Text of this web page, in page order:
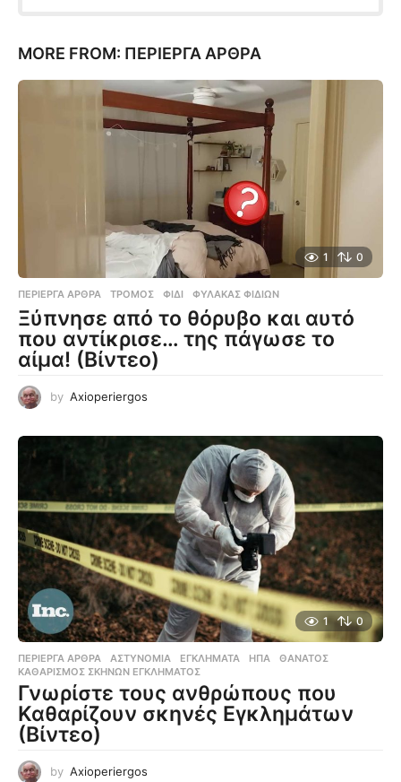
MORE FROM: ΠΕΡΊΕΡΓΑ ΆΡΘΡΑ
1 0
ΠΕΡΊΕΡΓΑ ΆΡΘΡΑ ΤΡΌΜΟΣ ,ΦΊΔΙ ,ΦΎΛΑΚΑΣ ΦΙΔΙΏΝ
Ξύπνησε από το θόρυβο και αυτό
που αντίκρισε… της πάγωσε το
αίμα! (Βίντεο)
by Axioperiergos
1 0
ΠΕΡΊΕΡΓΑ ΆΡΘΡΑ ΑΣΤΥΝΟΜΊΑ ,ΕΓΚΛΉΜΑΤΑ ,ΗΠΑ ,ΘΆΝΑΤΟΣ
ΚΑΘΑΡΙΣΜΌΣ ΣΚΗΝΏΝ ΕΓΚΛΉΜΑΤΟΣ
Γνωρίστε τους ανθρώπους που
Καθαρίζουν σκηνές Εγκλημάτων
(Βίντεο)
by Axioperiergos